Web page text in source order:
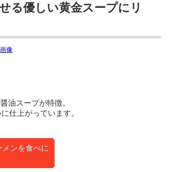
る優しい黄金スープにリ
油スープが特徴。
仕上がっています。
ンを食べに